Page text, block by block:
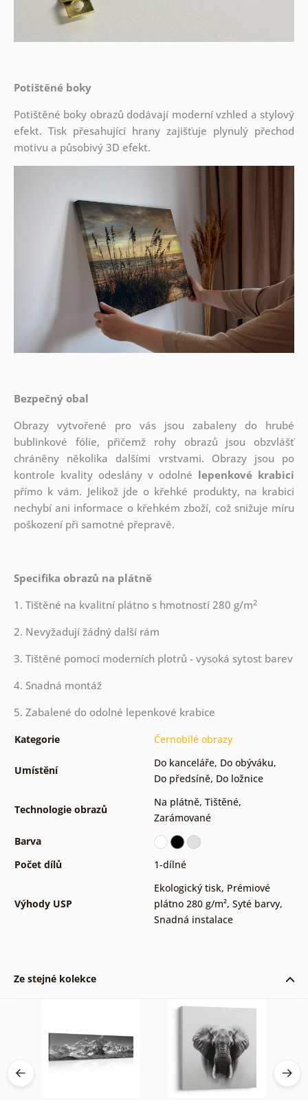
Potištěné boky
Potištěné boky obrazů dodávají moderní vzhled a stylový
efekt. Tisk přesahující hrany zajišťuje plynulý přechod
motivu a působivý 3D efekt.
Bezpečný obal
Obrazy vytvořené pro vás jsou zabaleny do hrubé
bublinkové fólie, přičemž rohy obrazů jsou obzvlášť
chráněny několika dalšími vrstvami. Obrazy jsou po
kontrole kvality odeslány v odolné lepenkové krabici
přímo k vám. Jelikož jde o křehké produkty, na krabici
nechybí ani informace o křehkém zboží, což snižuje míru
poškození při samotné přepravě.
Specifika obrazů na plátně
1. Tištěné na kvalitní plátno s hmotností 280 g/m2
2. Nevyžadují žádný další rám
3. Tištěné pomocí moderních plotrů - vysoká sytost barev
4. Snadná montáž
5. Zabalené do odolné lepenkové krabice
Kategorie Černobílé obrazy
Umístění
Do kanceláře, Do obýváku,
Do předsíně, Do ložnice
Technologie obrazů
Na plátně, Tištěné,
Zarámované
Barva
Počet dílů
1-dílné
Výhody USP
Ekologický tisk, Prémiové
plátno 280 g/m², Syté barvy,
Snadná instalace
Ze stejné kolekce